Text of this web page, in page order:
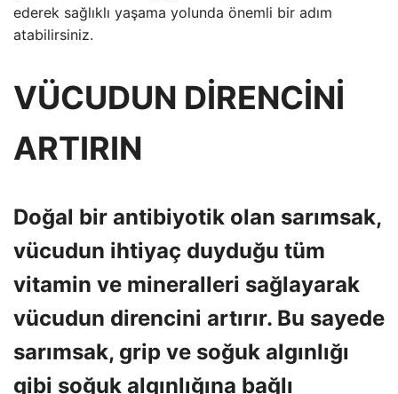
ederek sağlıklı yaşama yolunda önemli bir adım
atabilirsiniz.
VÜCUDUN DİRENCİNİ
ARTIRIN
Doğal bir antibiyotik olan sarımsak,
vücudun ihtiyaç duyduğu tüm
vitamin ve mineralleri sağlayarak
vücudun direncini artırır. Bu sayede
sarımsak, grip ve soğuk algınlığı
gibi soğuk algınlığına bağlı